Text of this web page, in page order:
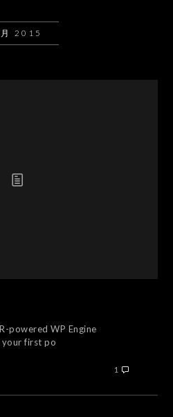
2015
powered WP Engine
first po
1